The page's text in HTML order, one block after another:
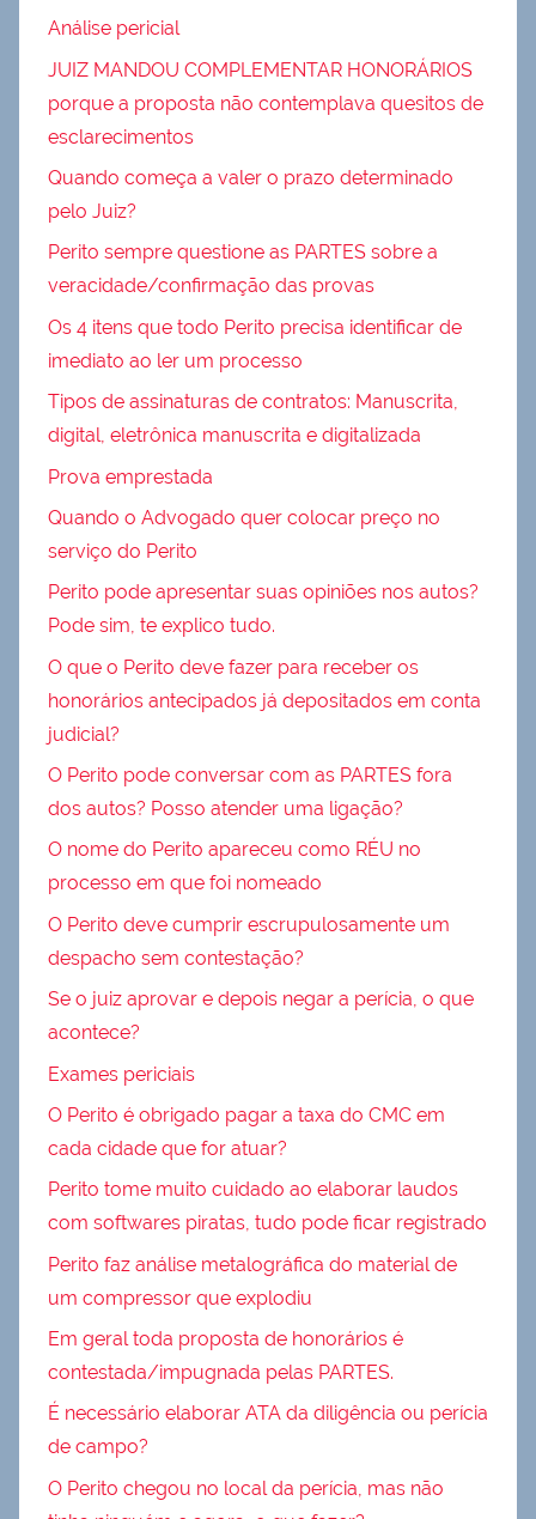
Análise pericial
JUIZ MANDOU COMPLEMENTAR HONORÁRIOS
porque a proposta não contemplava quesitos de
esclarecimentos
Quando começa a valer o prazo determinado
pelo Juiz?
Perito sempre questione as PARTES sobre a
veracidade/confirmação das provas
Os 4 itens que todo Perito precisa identificar de
imediato ao ler um processo
Tipos de assinaturas de contratos: Manuscrita,
digital, eletrônica manuscrita e digitalizada
Prova emprestada
Quando o Advogado quer colocar preço no
serviço do Perito
Perito pode apresentar suas opiniões nos autos?
Pode sim, te explico tudo.
O que o Perito deve fazer para receber os
honorários antecipados já depositados em conta
judicial?
O Perito pode conversar com as PARTES fora
dos autos? Posso atender uma ligação?
O nome do Perito apareceu como RÉU no
processo em que foi nomeado
O Perito deve cumprir escrupulosamente um
despacho sem contestação?
Se o juiz aprovar e depois negar a perícia, o que
acontece?
Exames periciais
O Perito é obrigado pagar a taxa do CMC em
cada cidade que for atuar?
Perito tome muito cuidado ao elaborar laudos
com softwares piratas, tudo pode ficar registrado
Perito faz análise metalográfica do material de
um compressor que explodiu
Em geral toda proposta de honorários é
contestada/impugnada pelas PARTES.
É necessário elaborar ATA da diligência ou perícia
de campo?
O Perito chegou no local da perícia, mas não